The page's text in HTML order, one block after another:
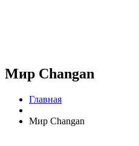
Мир Changan
Главная
Мир Changan